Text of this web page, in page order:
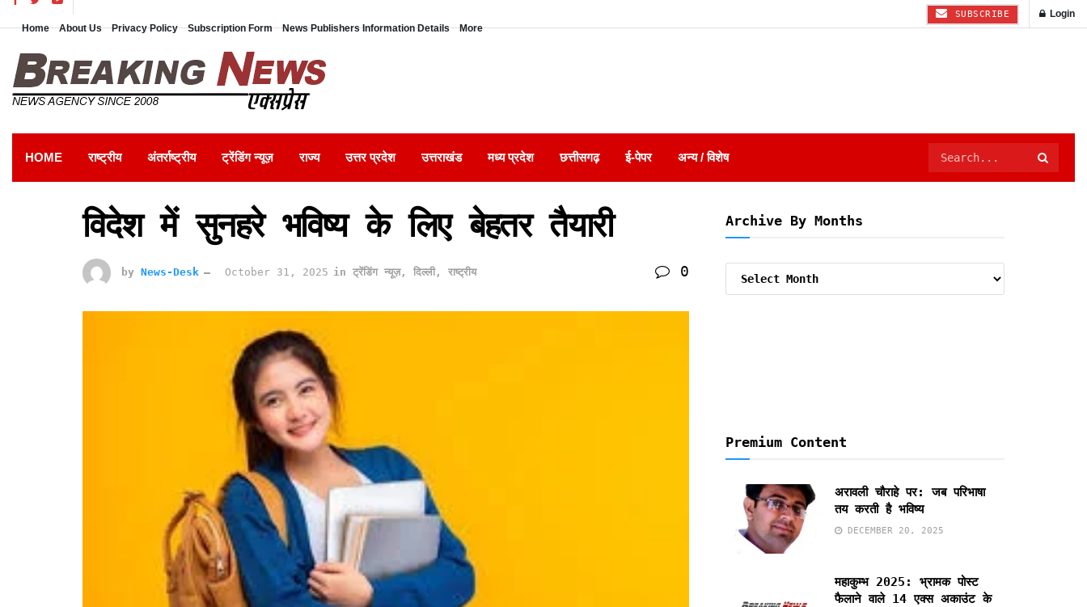
Home About Us Privacy Policy Subscription Form News Publishers Information Details More
SUBSCRIBE Login
HOME राष्ट्रीय अंतर्राष्ट्रीय ट्रेंडिंग न्यूज़ राज्य उत्तर प्रदेश उत्तराखंड मध्य प्रदेश छत्तीसगढ़ ई-पेपर अन्य / विशेष
विदेश में सुनहरे भविष्य के लिए बेहतर तैयारी
by News-Desk October 31, 2025 in ट्रेंडिंग न्यूज़, दिल्ली, राष्ट्रीय 0
Archive By Months
Premium Content
अरावली चौराहे पर: जब परिभाषा
तय करती है भविष्य
DECEMBER 20, 2025
महाकुम्भ 2025: भ्रामक पोस्ट
फैलाने वाले 14 एक्स अकाउंट के